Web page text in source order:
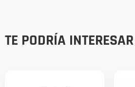
TE PODRÍA INTERESAR